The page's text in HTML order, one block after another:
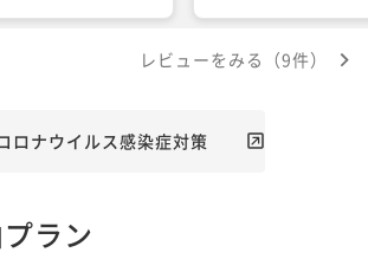
移動の手間もなく、
っていらっしゃった
がら心地よい時間で
レビューをみる（9件）
ロナウイルス感染症対策
ラン